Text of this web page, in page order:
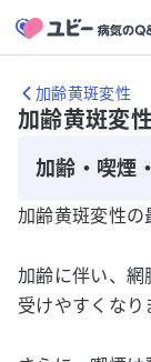
加齢黄斑変性
加齢黄斑変
加齢・喫煙
加齢黄斑変性の
加齢に伴い、網
受けやすくなり